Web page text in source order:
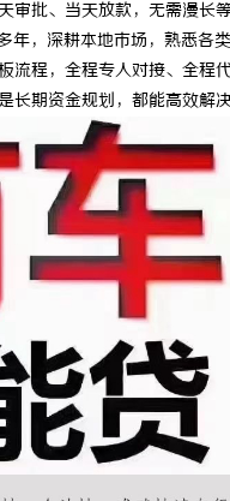
审批、当天放款，无需漫长
，深耕本地市场，熟悉各
流程，全程专人对接、全
长期资金规划，都能高效解
武汉配眼镜 上海配眼镜